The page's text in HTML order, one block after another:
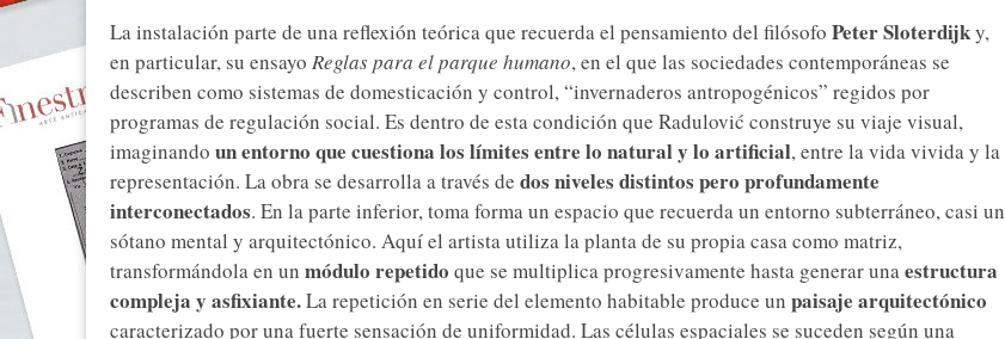
La instalación parte de una reflexión teórica que recuerda el pensamiento del filósofo Peter Sloterdijky,
en particular, su ensayo Reglas para el parque humano, en el que las sociedades contemporáneas se
describen como sistemas de domesticación y control, “invernaderos antropogénicos” regidos por
programas de regulación social. Es dentro de esta condición que Radulović construye su viaje visual,
imaginando un entorno que cuestiona los límites entre lo natural y lo artificial, entre la vida vivida y la
representación. La obra se desarrolla a través de dos niveles distintos pero profundamente
interconectados. En la parte inferior, toma forma un espacio que recuerda un entorno subterráneo, casi un
sótano mental y arquitectónico. Aquí el artista utiliza la planta de su propia casa como matriz,
transformándola en un módulo repetido que se multiplica progresivamente hasta generar unaestructura
compleja y asfixiante.La repetición en serie del elemento habitable produce un paisaje arquitectónico
caracterizado por una fuerte sensación de uniformidad. Las células espaciales se suceden según una